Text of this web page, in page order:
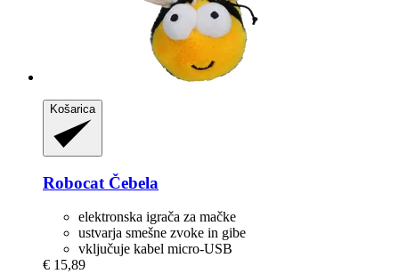
Košarica
Robocat Čebela
elektronska igrača za mačke
ustvarja smešne zvoke in gibe
vključuje kabel micro-USB
€ 15,89